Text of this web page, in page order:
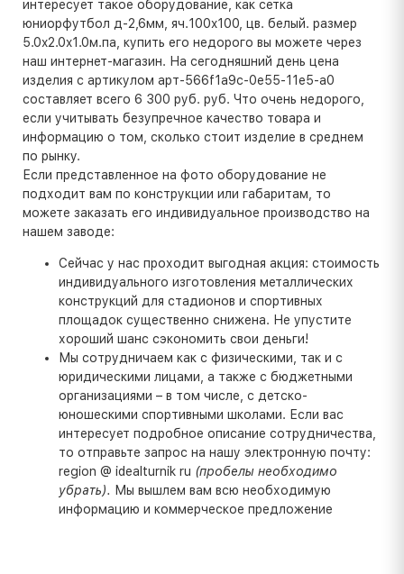
интересует такое оборудование, как сетка
юниорфутбол д-2,6мм, яч.100x100, цв. белый. размер
5.0x2.0x1.0м.па, купить его недорого вы можете через
наш интернет-магазин. На сегодняшний день цена
изделия с артикулом арт-566f1a9c-0e55-11e5-a0
составляет всего 6 300 руб. руб. Что очень недорого,
если учитывать безупречное качество товара и
информацию о том, сколько стоит изделие в среднем
по рынку.
Если представленное на фото оборудование не
подходит вам по конструкции или габаритам, то
можете заказать его индивидуальное производство на
нашем заводе:
Сейчас у нас проходит выгодная акция: стоимость
индивидуального изготовления металлических
конструкций для стадионов и спортивных
площадок существенно снижена. Не упустите
хороший шанс сэкономить свои деньги!
Мы сотрудничаем как с физическими, так и с
юридическими лицами, а также с бюджетными
организациями – в том числе, с детско-
юношескими спортивными школами. Если вас
интересует подробное описание сотрудничества,
то отправьте запрос на нашу электронную почту:
region @ idealturnik ru (пробелы необходимо
убрать). Мы вышлем вам всю необходимую
информацию и коммерческое предложение